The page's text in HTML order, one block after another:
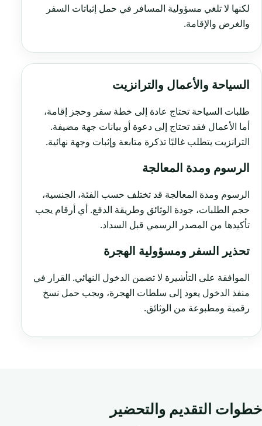
لكنها لا تلغي مسؤولية المسافر في حمل إثباتات السفر
والغرض والإقامة.
السياحة والأعمال والترانزيت
طلبات السياحة تحتاج عادة إلى خطة سفر وحجز إقامة،
أما الأعمال فقد تحتاج إلى دعوة أو بيانات جهة مضيفة.
الترانزيت يتطلب غالبًا تذكرة متابعة وإثبات وجهة نهائية.
الرسوم ومدة المعالجة
الرسوم ومدة المعالجة قد تختلف حسب الفئة، الجنسية،
حجم الطلبات، جودة الوثائق وطريقة الدفع. أي أرقام يجب
تأكيدها من المصدر الرسمي قبل السداد.
تحذير السفر ومسؤولية الهجرة
الموافقة على التأشيرة لا تضمن الدخول النهائي. القرار في
منفذ الدخول يعود إلى سلطات الهجرة، ويجب حمل نسخ
رقمية ومطبوعة من الوثائق.
خطوات التقديم والتحضير